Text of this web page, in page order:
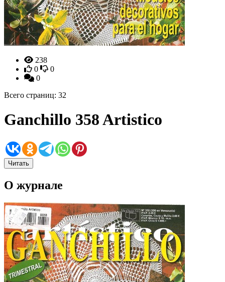
238
0
0
0
Всего страниц: 32
Ganchillo 358 Artistico
Читать
О журнале